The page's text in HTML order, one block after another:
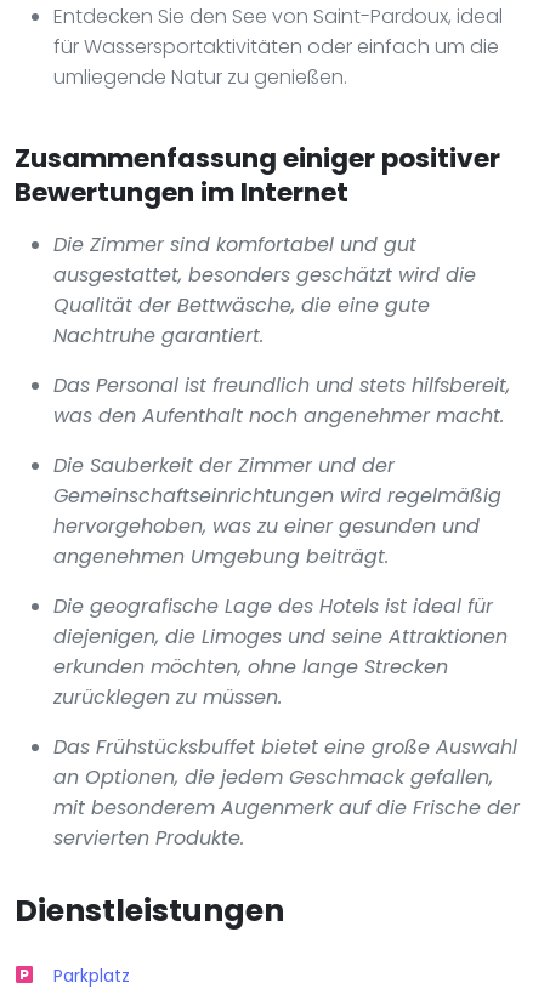
Entdecken Sie den See von Saint-Pardoux, ideal
für Wassersportaktivitäten oder einfach um die
umliegende Natur zu genießen.
Zusammenfassung einiger positiver
Bewertungen im Internet
Die Zimmer sind komfortabel und gut
ausgestattet, besonders geschätzt wird die
Qualität der Bettwäsche, die eine gute
Nachtruhe garantiert.
Das Personal ist freundlich und stets hilfsbereit,
was den Aufenthalt noch angenehmer macht.
Die Sauberkeit der Zimmer und der
Gemeinschaftseinrichtungen wird regelmäßig
hervorgehoben, was zu einer gesunden und
angenehmen Umgebung beiträgt.
Die geografische Lage des Hotels ist ideal für
diejenigen, die Limoges und seine Attraktionen
erkunden möchten, ohne lange Strecken
zurücklegen zu müssen.
Das Frühstücksbuffet bietet eine große Auswahl
an Optionen, die jedem Geschmack gefallen,
mit besonderem Augenmerk auf die Frische der
servierten Produkte.
Dienstleistungen
Parkplatz